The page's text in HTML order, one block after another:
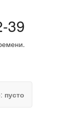
39
пусто